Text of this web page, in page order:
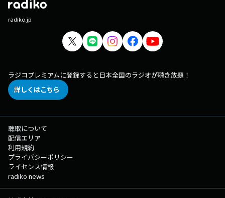
radiko.jp
ラジコプレミアムに登録すると日本全国のラジオが聴き放題！
詳しくはこちら
聴取について
配信エリア
利用規約
プライバシーポリシー
ライセンス情報
radiko news